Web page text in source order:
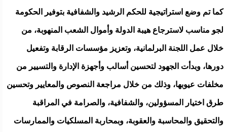
كما تم وضع استراتيجية للحكم الرشيد والشفافية بتوفير الحكومة
لجو مناسب لاسترجاع هيبة الدولة وأموال الشعب المنهوبة، من
خلال عمل اللجنة البرلمانية، وتعزيز مؤسسات الرقابة وتفعيل
دورها، وبدأت الجهود لتحسين أسالب وأجهزة الإدارة والتسيير من
مخلفات عيوبها، وذلك من خلال مراجعة النصوص والمعايير وتحسين
طرق اختيار المسؤولين، والشفافية، والصرامة في المراقبة
والتحقيق والمحاسبة والعقوبة، وبمحاربة المسلكيات والممارسات